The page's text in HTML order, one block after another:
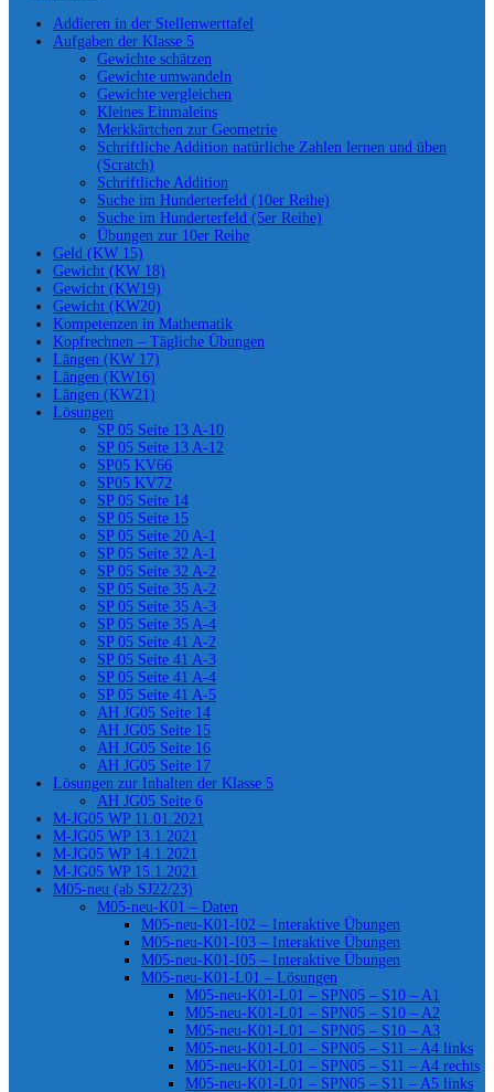
Addieren in der Stellenwerttafel
Aufgaben der Klasse 5
Gewichte schätzen
Gewichte umwandeln
Gewichte vergleichen
Kleines Einmaleins
Merkkärtchen zur Geometrie
Schriftliche Addition natürliche Zahlen lernen und üben
(Scratch)
Schriftliche Addition
Suche im Hunderterfeld (10er Reihe)
Suche im Hunderterfeld (5er Reihe)
Übungen zur 10er Reihe
Geld (KW 15)
Gewicht (KW 18)
Gewicht (KW19)
Gewicht (KW20)
Kompetenzen in Mathematik
Kopfrechnen – Tägliche Übungen
Längen (KW 17)
Längen (KW16)
Längen (KW21)
Lösungen
SP 05 Seite 13 A-10
SP 05 Seite 13 A-12
SP05 KV66
SP05 KV72
SP 05 Seite 14
SP 05 Seite 15
SP 05 Seite 20 A-1
SP 05 Seite 32 A-1
SP 05 Seite 32 A-2
SP 05 Seite 35 A-2
SP 05 Seite 35 A-3
SP 05 Seite 35 A-4
SP 05 Seite 41 A-2
SP 05 Seite 41 A-3
SP 05 Seite 41 A-4
SP 05 Seite 41 A-5
AH JG05 Seite 14
AH JG05 Seite 15
AH JG05 Seite 16
AH JG05 Seite 17
Lösungen zur Inhalten der Klasse 5
AH JG05 Seite 6
M-JG05 WP 11.01.2021
M-JG05 WP 13.1.2021
M-JG05 WP 14.1.2021
M-JG05 WP 15.1.2021
M05-neu (ab SJ22/23)
M05-neu-K01 – Daten
M05-neu-K01-I02 – Interaktive Übungen
M05-neu-K01-I03 – Interaktive Übungen
M05-neu-K01-I05 – Interaktive Übungen
M05-neu-K01-L01 – Lösungen
M05-neu-K01-L01 – SPN05 – S10 – A1
M05-neu-K01-L01 – SPN05 – S10 – A2
M05-neu-K01-L01 – SPN05 – S10 – A3
M05-neu-K01-L01 – SPN05 – S11 – A4 links
M05-neu-K01-L01 – SPN05 – S11 – A4 rechts
M05-neu-K01-L01 – SPN05 – S11 – A5 links